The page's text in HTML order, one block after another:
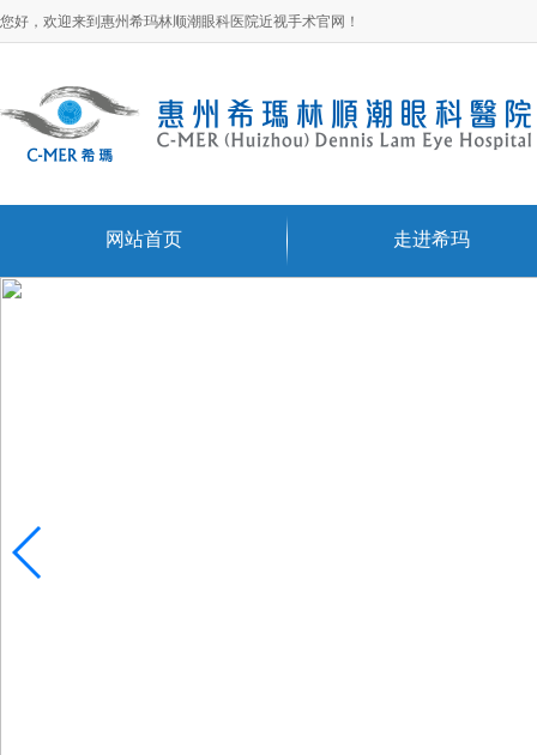
您好，欢迎来到惠州希玛林顺潮眼科医院近视手术官网！
网站首页 走进希玛